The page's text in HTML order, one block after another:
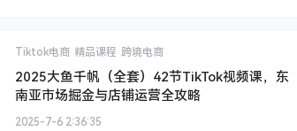
永久会员： 免费下载
普通用户组： ￥ 19 请先 登录